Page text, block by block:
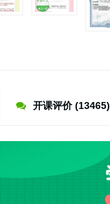
开课评价 (13465)